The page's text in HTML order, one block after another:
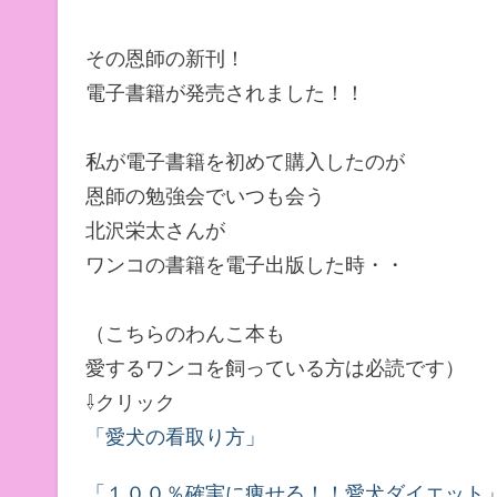
その恩師の新刊！
電子書籍が発売されました！！
私が電子書籍を初めて購入したのが
恩師の勉強会でいつも会う
北沢栄太さんが
ワンコの書籍を電子出版した時・・
（こちらのわんこ本も
愛するワンコを飼っている方は必読です）
⇩クリック
「愛犬の看取り方」